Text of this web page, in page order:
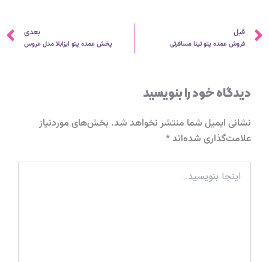
قبلی
قبل
فروش عمده پتو تینا مسافرتی
بعدی
پخش عمده پتو ایزابلا مدل عروس
دیدگاه‌ خود را بنویسید
نشانی ایمیل شما منتشر نخواهد شد. بخش‌های موردنیاز
علامت‌گذاری شده‌اند*
بنویسید…